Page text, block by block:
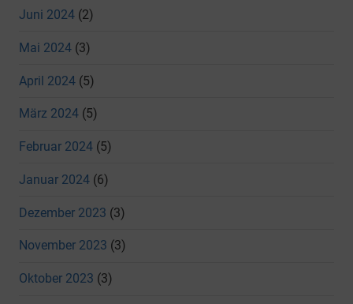
Juni 2024 (2)
Mai 2024 (3)
April 2024 (5)
März 2024 (5)
Februar 2024 (5)
Januar 2024 (6)
Dezember 2023 (3)
November 2023 (3)
Oktober 2023 (3)